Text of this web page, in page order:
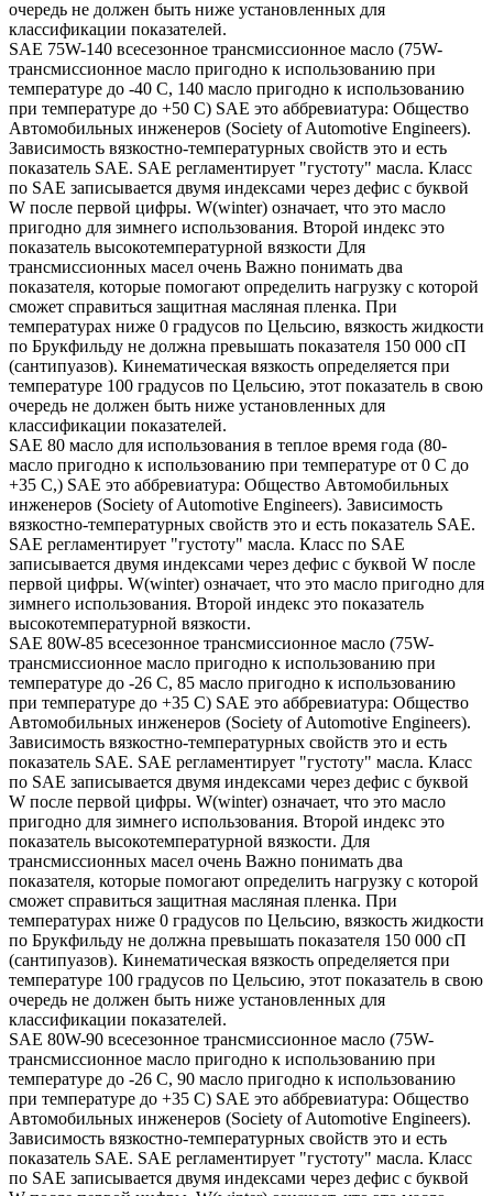
очередь не должен быть ниже установленных для
классификации показателей.
SAE 75W-140 всесезонное трансмиссионное масло (75W-
трансмиссионное масло пригодно к использованию при
температуре до -40 С, 140 масло пригодно к использованию
при температуре до +50 С) SAE это аббревиатура: Общество
Автомобильных инженеров (Society of Automotive Engineers).
Зависимость вязкостно-температурных свойств это и есть
показатель SAE. SAE регламентирует "густоту" масла. Класс
по SAE записывается двумя индексами через дефис с буквой
W после первой цифры. W(winter) означает, что это масло
пригодно для зимнего использования. Второй индекс это
показатель высокотемпературной вязкости Для
трансмиссионных масел очень Важно понимать два
показателя, которые помогают определить нагрузку с которой
сможет справиться защитная масляная пленка. При
температурах ниже 0 градусов по Цельсию, вязкость жидкости
по Брукфильду не должна превышать показателя 150 000 сП
(сантипуазов). Кинематическая вязкость определяется при
температуре 100 градусов по Цельсию, этот показатель в свою
очередь не должен быть ниже установленных для
классификации показателей.
SAE 80 масло для использования в теплое время года (80-
масло пригодно к использованию при температуре от 0 С до
+35 С,) SAE это аббревиатура: Общество Автомобильных
инженеров (Society of Automotive Engineers). Зависимость
вязкостно-температурных свойств это и есть показатель SAE.
SAE регламентирует "густоту" масла. Класс по SAE
записывается двумя индексами через дефис с буквой W после
первой цифры. W(winter) означает, что это масло пригодно для
зимнего использования. Второй индекс это показатель
высокотемпературной вязкости.
SAE 80W-85 всесезонное трансмиссионное масло (75W-
трансмиссионное масло пригодно к использованию при
температуре до -26 С, 85 масло пригодно к использованию
при температуре до +35 С) SAE это аббревиатура: Общество
Автомобильных инженеров (Society of Automotive Engineers).
Зависимость вязкостно-температурных свойств это и есть
показатель SAE. SAE регламентирует "густоту" масла. Класс
по SAE записывается двумя индексами через дефис с буквой
W после первой цифры. W(winter) означает, что это масло
пригодно для зимнего использования. Второй индекс это
показатель высокотемпературной вязкости. Для
трансмиссионных масел очень Важно понимать два
показателя, которые помогают определить нагрузку с которой
сможет справиться защитная масляная пленка. При
температурах ниже 0 градусов по Цельсию, вязкость жидкости
по Брукфильду не должна превышать показателя 150 000 сП
(сантипуазов). Кинематическая вязкость определяется при
температуре 100 градусов по Цельсию, этот показатель в свою
очередь не должен быть ниже установленных для
классификации показателей.
SAE 80W-90 всесезонное трансмиссионное масло (75W-
трансмиссионное масло пригодно к использованию при
температуре до -26 С, 90 масло пригодно к использованию
при температуре до +35 С) SAE это аббревиатура: Общество
Автомобильных инженеров (Society of Automotive Engineers).
Зависимость вязкостно-температурных свойств это и есть
показатель SAE. SAE регламентирует "густоту" масла. Класс
по SAE записывается двумя индексами через дефис с буквой